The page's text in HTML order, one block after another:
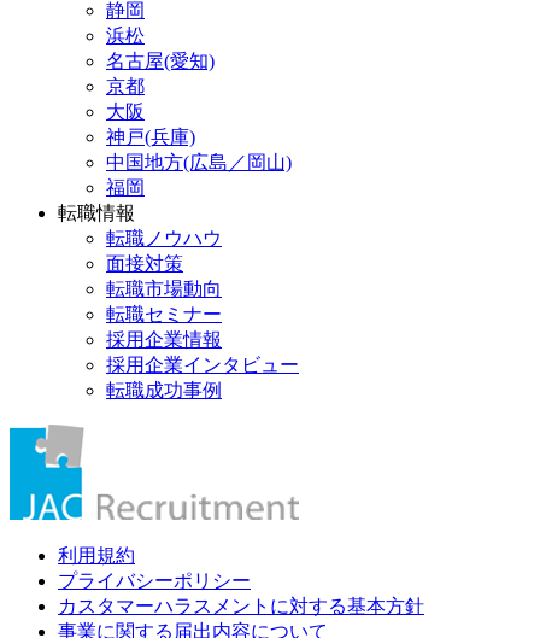
静岡
浜松
名古屋(愛知)
京都
大阪
神戸(兵庫)
中国地方(広島／岡山)
福岡
転職情報
転職ノウハウ
面接対策
転職市場動向
転職セミナー
採用企業情報
採用企業インタビュー
転職成功事例
利用規約
プライバシーポリシー
カスタマーハラスメントに対する基本方針
事業に関する届出内容について